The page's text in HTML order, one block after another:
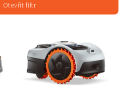
Otevřít filtr